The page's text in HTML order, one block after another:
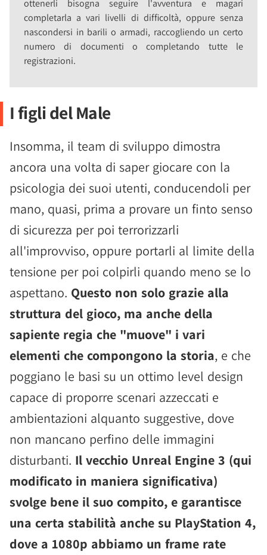
ottenerli bisogna seguire l'avventura e magari
completarla a vari livelli di difficoltà, oppure senza
nascondersi in barili o armadi, raccogliendo un certo
numero di documenti o completando tutte le
registrazioni.
I figli del Male
Insomma, il team di sviluppo dimostra
ancora una volta di saper giocare con la
psicologia dei suoi utenti, conducendoli per
mano, quasi, prima a provare un finto senso
di sicurezza per poi terrorizzarli
all'improvviso, oppure portarli al limite della
tensione per poi colpirli quando meno se lo
aspettano. Questo non solo grazie alla
struttura del gioco, ma anche della
sapiente regia che "muove" i vari
elementi che compongono la storia, e che
poggiano le basi su un ottimo level design
capace di proporre scenari azzeccati e
ambientazioni alquanto suggestive, dove
non mancano perfino delle immagini
disturbanti. Il vecchio Unreal Engine 3 (qui
modificato in maniera significativa)
svolge bene il suo compito, e garantisce
una certa stabilità anche su PlayStation 4,
dove a 1080p abbiamo un frame rate